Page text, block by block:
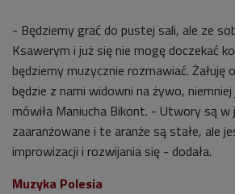
- Będziemy grać do pustej sali, ale ze
Ksawerym i już się nie mogę doczekać
będziemy muzycznie rozmawiać. Żałuję
będzie z nami widowni na żywo,
mówiła Maniucha Bikont. - Utwory są w
zaaranżowane i te aranże są stałe, ale
improwizacji i rozwijania się - dodała.
Muzyka Polesia